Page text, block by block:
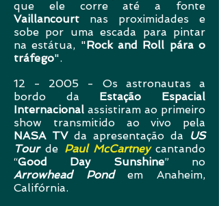
que ele corre até a fonte
Vaillancourt nas proximidades e
sobe por uma escada para pintar
na estátua, "Rock and Roll pára o
tráfego".
12 - 2005 - Os astronautas a
bordo da Estação Espacial
Internacional assistiram ao primeiro
show transmitido ao vivo pela
NASA TVda apresentação da
US
Tourde Paul McCartneycantando
“Good Day Sunshine” no
Arrowhead Pondem Anaheim,
Califórnia.